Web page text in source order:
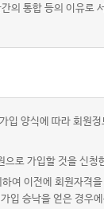
의 통합 등의 이유로
입 양식에 따라 회원
로 가입할 것을 신
여 이전에 회원자격
입 승낙을 얻은 경우